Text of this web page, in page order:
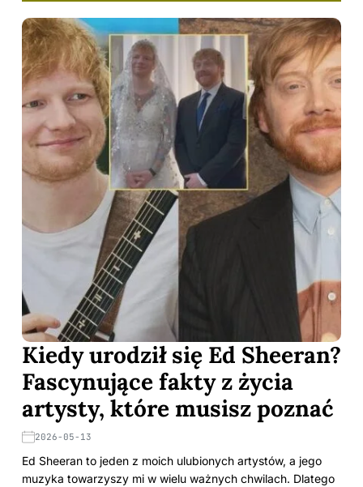
Kiedy urodził się Ed Sheeran?
Fascynujące fakty z życia
artysty, które musisz poznać
2026-05-13
Ed Sheeran to jeden z moich ulubionych artystów, a jego
muzyka towarzyszy mi w wielu ważnych chwilach. Dlatego